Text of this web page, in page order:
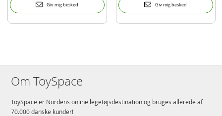
Giv mig besked Giv mig besked
Om ToySpace
ToySpace er Nordens online legetøjsdestination og bruges allerede af
70.000 danske kunder!